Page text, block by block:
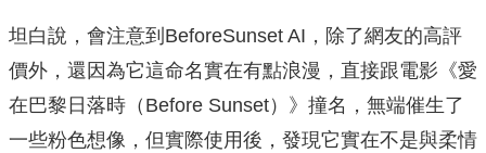
坦白說，會注意到BeforeSunset AI，除了網友的高評
價外，還因為它這命名實在有點浪漫，直接跟電影《愛
在巴黎日落時（Before Sunset）》撞名，無端催生了
一些粉色想像，但實際使用後，發現它實在不是與柔情